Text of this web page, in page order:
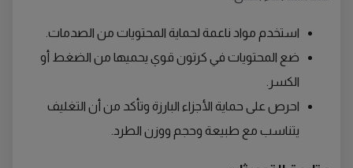
استخدم مواد ناعمة لحماية المحتويات من الصدمات.
ضع المحتويات في كرتون قوي يحميها من الضغط أو
الكسر.
احرص على حماية الأجزاء البارزة وتأكد من أن التغليف
يتناسب مع طبيعة وحجم ووزن الطرد.